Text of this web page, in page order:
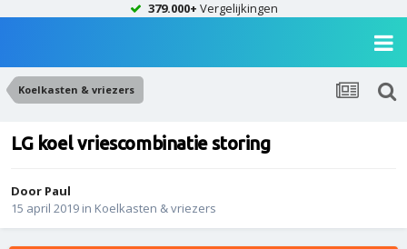
379.000+ Vergelijkingen
Koelkasten & vriezers
LG koel vriescombinatie storing
Door Paul
15 april 2019 in Koelkasten & vriezers